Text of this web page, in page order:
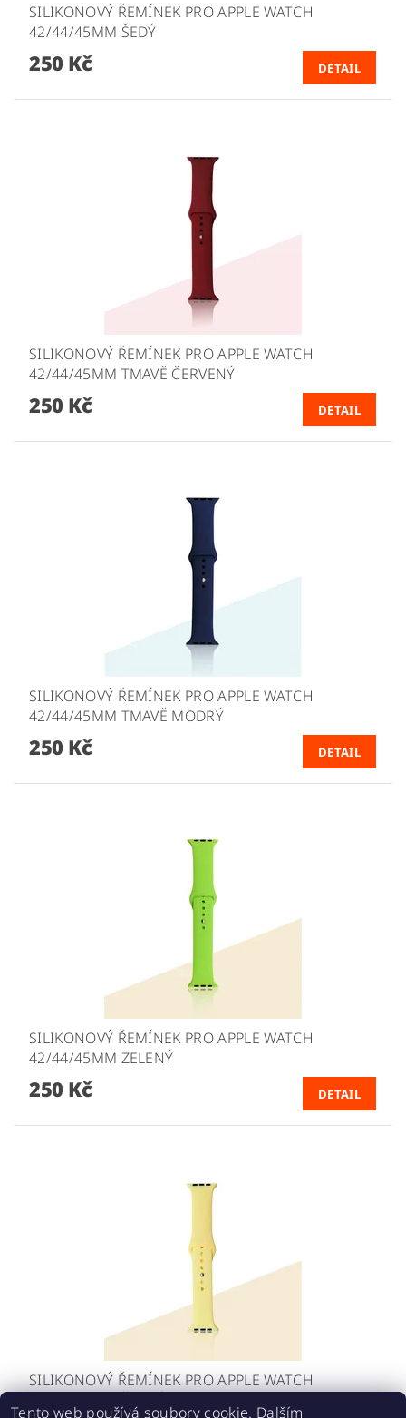
SILIKONOVÝ ŘEMÍNEK PRO APPLE WATCH
42/44/45MM ŠEDÝ
250 Kč DETAIL
SILIKONOVÝ ŘEMÍNEK PRO APPLE WATCH
42/44/45MM TMAVĚ ČERVENÝ
250 Kč DETAIL
SILIKONOVÝ ŘEMÍNEK PRO APPLE WATCH
42/44/45MM TMAVĚ MODRÝ
250 Kč DETAIL
SILIKONOVÝ ŘEMÍNEK PRO APPLE WATCH
42/44/45MM ZELENÝ
250 Kč DETAIL
SILIKONOVÝ ŘEMÍNEK PRO APPLE WATCH
Tento web používá soubory cookie. Dalším